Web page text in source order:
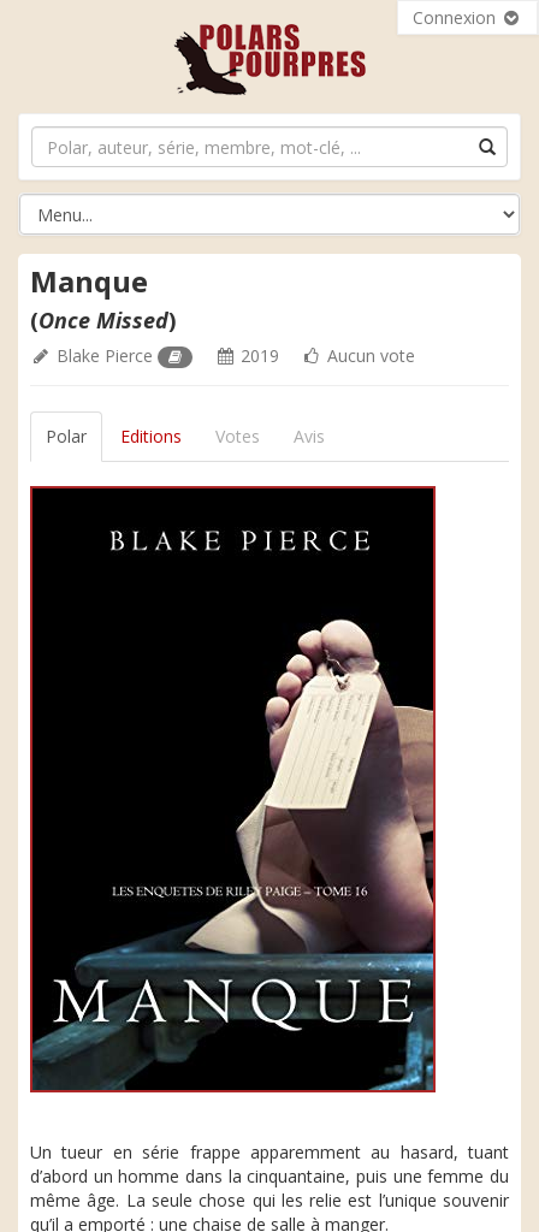
Connexion
Manque
(Once Missed)
Blake Pierce 2019 Aucun vote
Polar Editions Votes Avis
Un tueur en série frappe apparemment au hasard, tuant
d’abord un homme dans la cinquantaine, puis une femme du
même âge. La seule chose qui les relie est l’unique souvenir
qu’il a emporté : une chaise de salle à manger.